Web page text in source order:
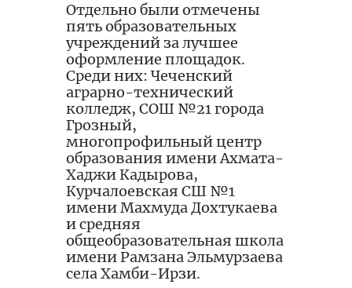
Отдельно были отмечены
пять образовательных
учреждений за лучшее
оформление площадок.
Среди них: Чеченский
аграрно-технический
колледж, СОШ №21 города
Грозный,
многопрофильный центр
образования имени Ахмата-
Хаджи Кадырова,
Курчалоевская СШ №1
имени Махмуда Дохтукаева
и средняя
общеобразовательная школа
имени Рамзана Эльмурзаева
села Хамби-Ирзи.